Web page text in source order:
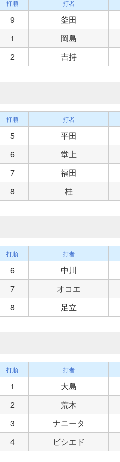
打順 打者
9
釜田
1
岡島
2 吉持
打順 打者
5
平田
6
堂上
7
福田
8 桂
打順 打者
6
中川
7
オコエ
8 足立
打順 打者
1
大島
2
荒木
3
ナニータ
4 ビシエド